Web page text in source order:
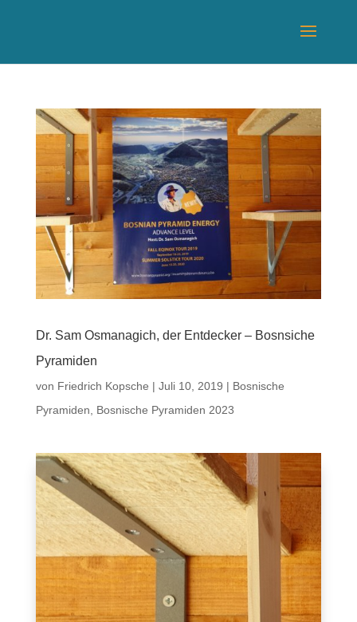
Dr. Sam Osmanagich, der Entdecker – Bosnsiche
Pyramiden
von Friedrich Kopsche | Juli 10, 2019 | Bosnische
Pyramiden
Bosnische Pyramiden 2023